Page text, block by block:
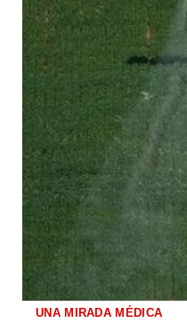
UNA MIRADA MÉDICA